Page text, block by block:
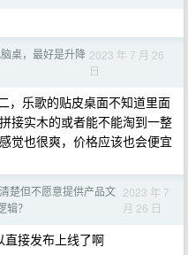
桌，最好是升降 2023 年 7 月 26
日
，乐歌的贴皮桌面不知道里面
接实木的或者能不能淘到一整
觉也很爽，价格应该也会便宜
楚但不愿意提供产品文
？
2023 年 7
月 26 日
接发布上线了啊